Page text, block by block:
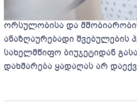
ორსულობისა და
ანაზღაურებადი შვებულების
სახელმწიფო ბიუჯეტიდან
დახმარება ყადაღას არ